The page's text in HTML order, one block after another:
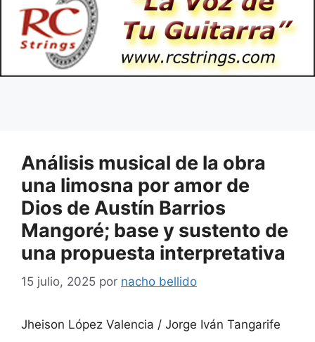
Análisis musical de la obra
una limosna por amor de
Dios de Austín Barrios
Mangoré; base y sustento de
una propuesta interpretativa
15 julio, 2025 por nacho bellido
Jheison López Valencia / Jorge Iván Tangarife